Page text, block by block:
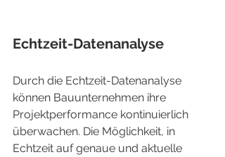
Echtzeit-Datenanalyse
Durch die Echtzeit-Datenanalyse
können Bauunternehmen ihre
Projektperformance kontinuierlich
überwachen. Die Möglichkeit, in
Echtzeit auf genaue und aktuelle